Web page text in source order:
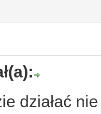
działać